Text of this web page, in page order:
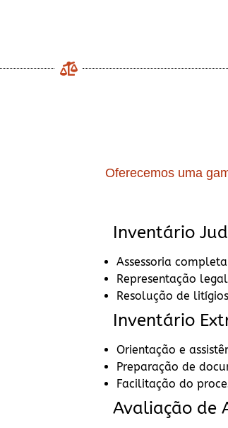
Oferecemos uma
Inventário
Assessoria
Representação
Resolução de
Inventário
Orientação e
Preparação de
Facilitação do
Avaliação de